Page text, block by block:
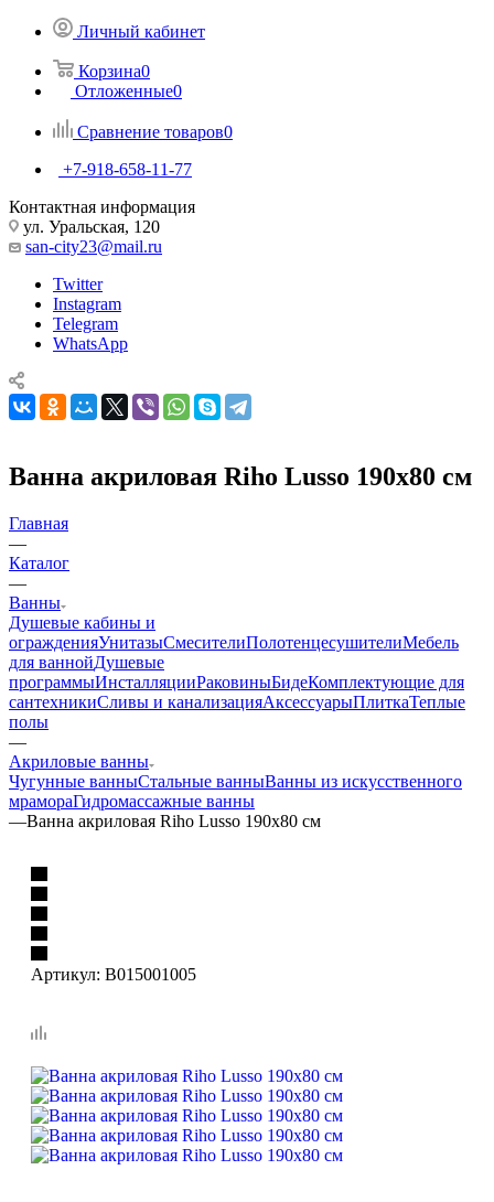
Личный кабинет
Корзина0
Отложенные0
Сравнение товаров0
+7-918-658-11-77
Контактная информация
ул. Уральская, 120
san-city23@mail.ru
Twitter
Instagram
Telegram
WhatsApp
Ванна акриловая Riho Lusso 190х80 см
Главная
—
Каталог
—
Ванны
Душевые кабины и
огражденияУнитазыСмесителиПолотенцесушителиМебель
для ваннойДушевые
программыИнсталляцииРаковиныБидеКомплектующие для
сантехникиСливы и канализацияАксессуарыПлиткаТеплые
полы
—
Акриловые ванны
Чугунные ванныСтальные ванныВанны из искусственного
мрамораГидромассажные ванны
—Ванна акриловая Riho Lusso 190х80 см
Артикул: B015001005